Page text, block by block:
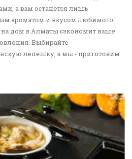
а вам останется лишь
ароматом и вкусом любимого
дом в Алматы сэкономит ваше
Выбирайте
лепешку, а мы - приготовим
еды в Алматы -